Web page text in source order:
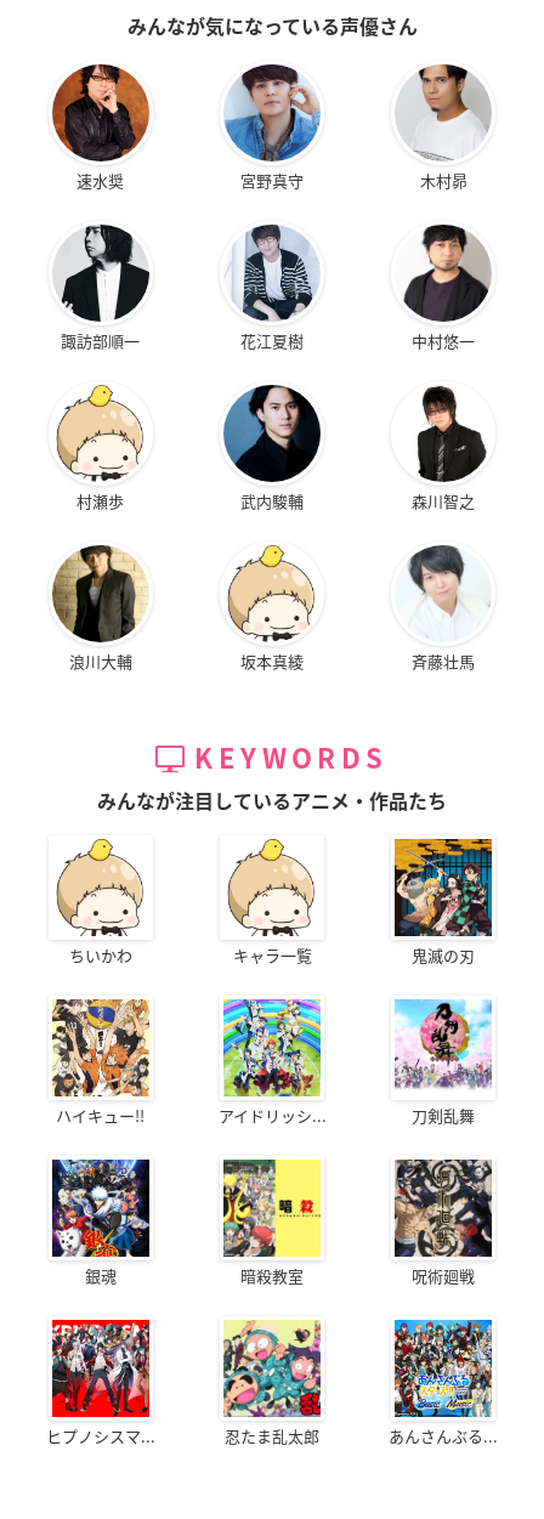
みんなが気になっている声優さん
速水奨 宮野真守 木村昴
諏訪部順一 花江夏樹 中村悠一
村瀬歩 武内駿輔 森川智之
浪川大輔 坂本真綾 斉藤壮馬
KEYWORDS
みんなが注目しているアニメ・作品たち
ちいかわ キャラ一覧 鬼滅の刃
ハイキュー!! アイドリッシ... 刀剣乱舞
銀魂 暗殺教室 呪術廻戦
ヒプノシスマ... 忍たま乱太郎 あんさんぶる...